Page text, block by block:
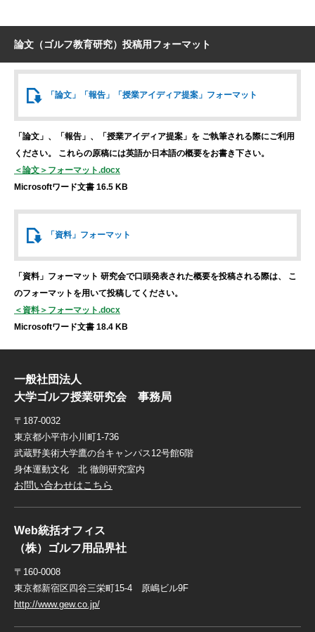
論文（ゴルフ教育研究）投稿用フォーマット
「論文」「報告」 「授業アイディア提案」 フォーマット
「論文」、「報告」、「授業アイディア提案」を ご執筆される際にご利用
ください。
これらの原稿には英語か日本語の概要をお書き下さい。
＜論文＞フォーマット.docx
Microsoftワード文書 16.5 KB
「資料」 フォーマット
「資料」フォーマット 研究会で口頭発表された概要を投稿される際は、
こ
のフォーマットを用いて投稿してください。
＜資料＞フォーマット.docx
Microsoftワード文書 18.4 KB
一般社団法人
大学ゴルフ授業研究会 事務局
〒187-0032
東京都小平市小川町1-736
武蔵野美術大学鷹の台キャンパス12号館6階
身体運動文化 北 徹朗研究室内
お問い合わせはこちら
Web統括オフィス
（株）ゴルフ用品界社
〒160-0008
東京都新宿区四谷三栄町15-4 原嶋ビル9F
http://www.gew.co.jp/